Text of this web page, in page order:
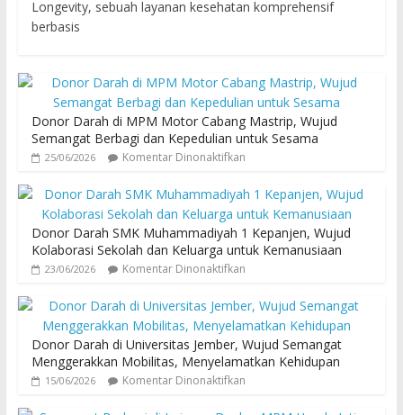
Longevity, sebuah layanan kesehatan komprehensif
berbasis
Donor Darah di MPM Motor Cabang Mastrip, Wujud
Semangat Berbagi dan Kepedulian untuk Sesama
25/06/2026 Komentar Dinonaktifkan
Donor Darah SMK Muhammadiyah 1 Kepanjen, Wujud
Kolaborasi Sekolah dan Keluarga untuk Kemanusiaan
23/06/2026 Komentar Dinonaktifkan
Donor Darah di Universitas Jember, Wujud Semangat
Menggerakkan Mobilitas, Menyelamatkan Kehidupan
15/06/2026 Komentar Dinonaktifkan